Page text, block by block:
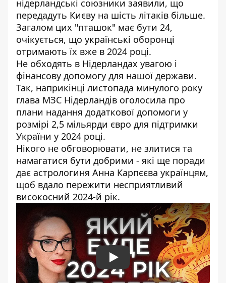
нідерландські союзники заявили, що
передадуть Києву на шість літаків більше.
Загалом цих "пташок" має бути 24,
очікується, що українські оборонці
отримають їх вже в 2024 році.
Не обходять в Нідерландах увагою і
фінансову допомогу для нашої держави.
Так, наприкінці листопада минулого року
глава МЗС Нідерландів оголосила про
плани надання додаткової допомоги у
розмірі 2,5 мільярди євро для підтримки
України у 2024 році.
Нікого не обговорювати, не злитися та
намагатися бути добрими - які ще поради
дає астрологиня Анна Карпєєва українцям,
щоб вдало пережити несприятливий
високосний 2024-й рік.
Play